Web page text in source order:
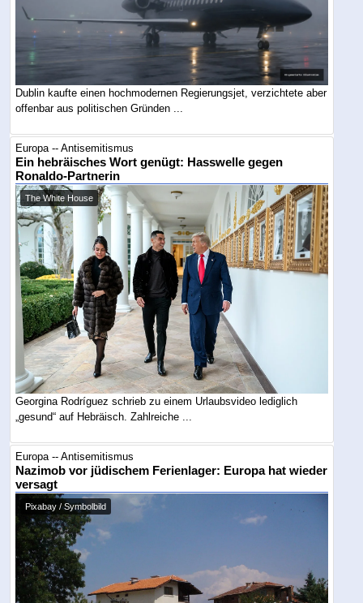
Dublin kaufte einen hochmodernen Regierungsjet, verzichtete aber
offenbar aus politischen Gründen ...
Europa -- Antisemitismus
Ein hebräisches Wort genügt: Hasswelle gegen
Ronaldo-Partnerin
The White House
Georgina Rodríguez schrieb zu einem Urlaubsvideo lediglich
„gesund“ auf Hebräisch. Zahlreiche ...
Europa -- Antisemitismus
Nazimob vor jüdischem Ferienlager: Europa hat wieder
versagt
Pixabay / Symbolbild